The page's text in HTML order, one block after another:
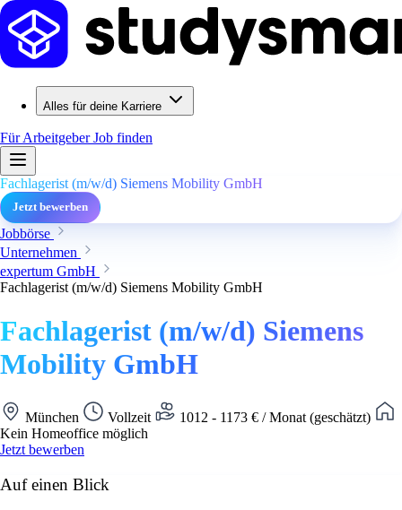
Alles für deine Karriere
Für ArbeitgeberJob finden
Fachlagerist (m/w/d) Siemens Mobility GmbH
Jetzt bewerben
Jobbörse
Unternehmen
expertum GmbH
Fachlagerist (m/w/d) Siemens Mobility GmbH
Fachlagerist (m/w/d) Siemens
Mobility GmbH
München Vollzeit
1012 - 1173 € / Monat (geschätzt)
Kein Homeoffice möglich
Jetzt bewerben
Auf einen Blick